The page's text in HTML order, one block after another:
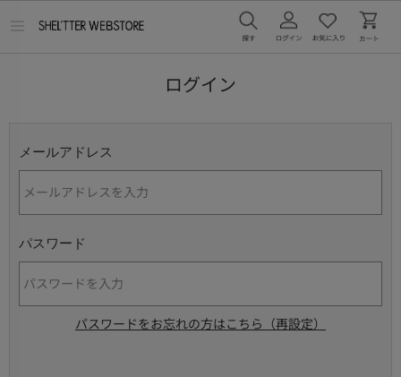
ログイン
メールアドレス
パスワード
パスワードをお忘れの方はこちら（再設定）